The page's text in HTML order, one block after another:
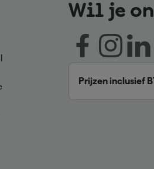
Wil je
Prijzen inclusief